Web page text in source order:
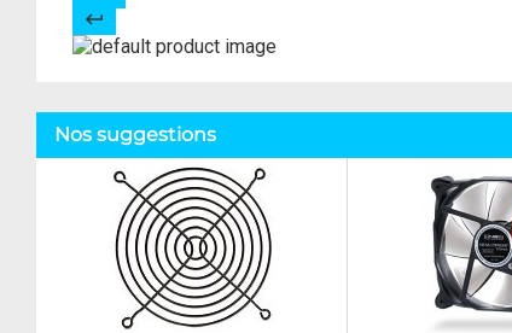
Nos suggestions